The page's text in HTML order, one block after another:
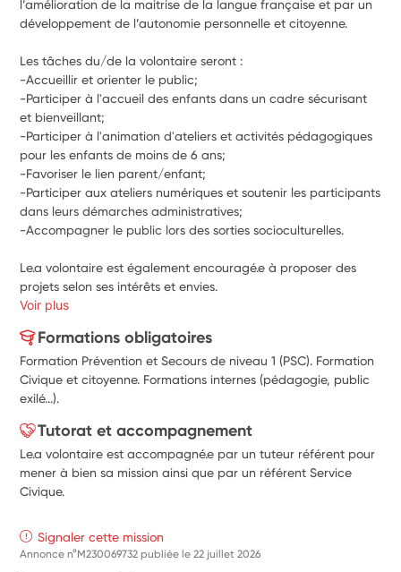
l’amélioration de la maitrise de la langue française et par un
développement de l’autonomie personnelle et citoyenne.
Les tâches du/de la volontaire seront :
-Accueillir et orienter le public;
-Participer à l'accueil des enfants dans un cadre sécurisant
et bienveillant;
-Participer à l'animation d'ateliers et activités pédagogiques
pour les enfants de moins de 6 ans;
-Favoriser le lien parent/enfant;
-Participer aux ateliers numériques et soutenir les participants
dans leurs démarches administratives;
-Accompagner le public lors des sorties socioculturelles.
Le.a volontaire est également encouragé.e à proposer des
projets selon ses intérêts et envies.
Voir plus
Formations obligatoires
Formation Prévention et Secours de niveau 1 (PSC). Formation
Civique et citoyenne. Formations internes (pédagogie, public
exilé...).
Tutorat et accompagnement
Le.a volontaire est accompagné.e par un tuteur référent pour
mener à bien sa mission ainsi que par un référent Service
Civique.
Signaler cette mission
Annonce n°M230069732 publiée le22 juillet 2026